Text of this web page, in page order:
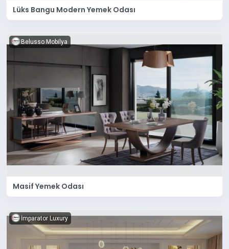
Lüks Bangu Modern Yemek Odası
Belusso Mobilya
Masif Yemek Odası
İmparator Luxury